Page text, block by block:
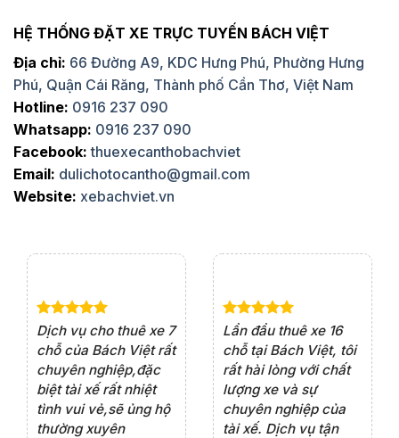
HỆ THỐNG ĐẶT XE TRỰC TUYẾN BÁCH VIỆT
Địa chỉ: 66 Đường A9, KDC Hưng Phú, Phường Hưng
Phú, Quận Cái Răng, Thành phố Cần Thơ, Việt Nam
Hotline: 0916 237 090
Whatsapp: 0916 237 090
Facebook: thuexecanthobachviet
Email: dulichotocantho@gmail.com
Website: xebachviet.vn
Dịch vụ cho thuê xe 7
chỗ của Bách Việt rất
chuyên nghiệp,đặc
biệt tài xế rất nhiệt
tình vui vẻ,sẽ ủng hộ
thường xuyên
Lần đầu thuê xe 16
chỗ tại Bách Việt, tôi
rất hài lòng với chất
lượng xe và sự
chuyên nghiệp của
tài xế. Dịch vụ tận